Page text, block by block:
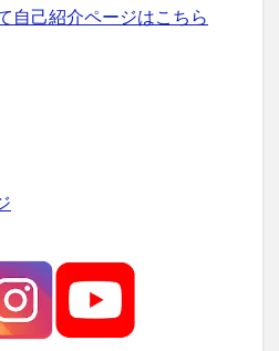
自己紹介ページはこちら